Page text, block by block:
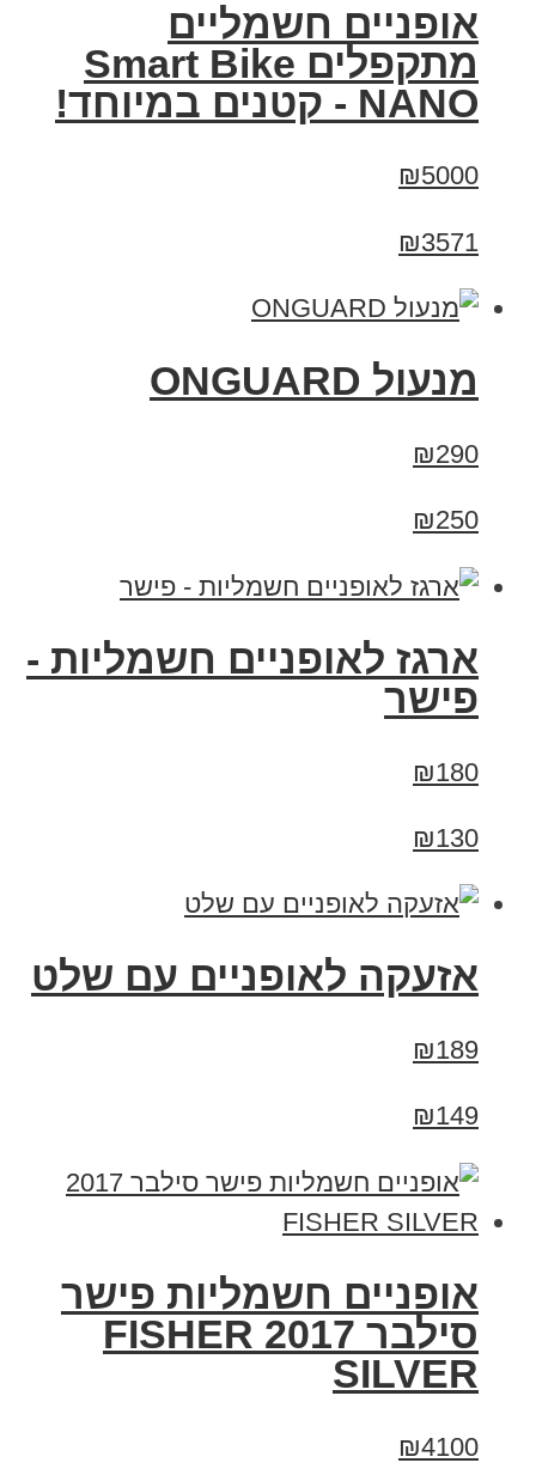
אופניים חשמליים
מתקפלים Smart Bike
NANO - קטנים במיוחד!
₪5000
₪3571
מנעול ONGUARD
₪290
₪250
ארגז לאופניים חשמליות -
פישר
₪180
₪130
אזעקה לאופניים עם שלט
₪189
₪149
אופניים חשמליות פישר
סילבר 2017 FISHER
SILVER
₪4100